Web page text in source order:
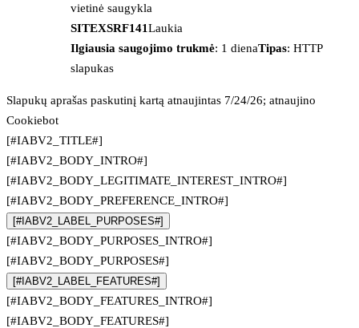
vietinė saugykla
SITEXSRF141Laukia
Ilgiausia saugojimo trukmė: 1 dienaTipas: HTTP
slapukas
Slapukų aprašas paskutinį kartą atnaujintas 7/24/26; atnaujino
Cookiebot
[#IABV2_TITLE#]
[#IABV2_BODY_INTRO#]
[#IABV2_BODY_LEGITIMATE_INTEREST_INTRO#]
[#IABV2_BODY_PREFERENCE_INTRO#]
[#IABV2_LABEL_PURPOSES#]
[#IABV2_BODY_PURPOSES_INTRO#]
[#IABV2_BODY_PURPOSES#]
[#IABV2_LABEL_FEATURES#]
[#IABV2_BODY_FEATURES_INTRO#]
[#IABV2_BODY_FEATURES#]